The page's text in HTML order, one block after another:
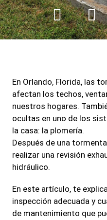
F
a
c
o
o
k
I
n
s
g
r
a
En Orlando, Florida, las
afectan los techos,
nuestros hogares.
ocultas en uno de los
la casa: la plomería.
Después de una
realizar una revisión
hidráulico.
En este artículo, te
inspección adecuada y
de mantenimiento que